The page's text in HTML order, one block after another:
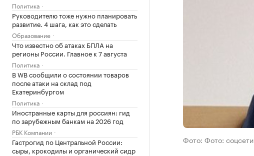
Политика
Руководителю тоже нужно планировать
развитие. 4 шага, как это сделать
Образование
Что известно об атаках БПЛА на
регионы России. Главное к 7 августа
Политика
В WB сообщили о состоянии товаров
после атаки на склад под
Екатеринбургом
Политика
Иностранные карты для россиян: гид
по зарубежным банкам на 2026 год
РБК Компании
Гастрогид по Центральной России:
сыры, крокодилы и органический сидр
Фото: Фото: соцсети